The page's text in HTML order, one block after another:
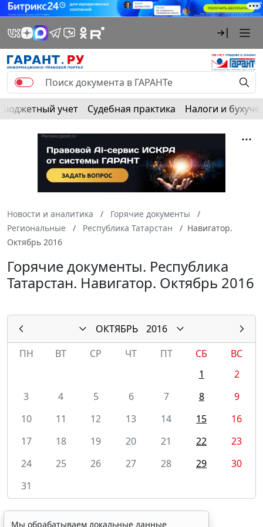
Бюджетный учет Судебная практика Налоги и
Новости и аналитика
Горячие документы
Региональные
Республика Татарстан
Навигатор.
Октябрь 2016
Горячие документы. Республика
Татарстан. Навигатор. Октябрь 2016
ОКТЯБРЬ
2016
ПН
ВТ СР ЧТ ПТ СБ
ВС
1
2
3
4 5 6 7 8
9
10
11 12 13 14 15
16
17
18 19 20 21 22
23
24
25 26 27 28 29
30
31
Мы обрабатываем локальные данные